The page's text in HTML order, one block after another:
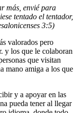
más, envié para
tentado el tentador,
3:5)
valorados pero
y los que le colaboran
que visitan
mano amiga a los que
y a apoyar en las
pueda tener al llegar